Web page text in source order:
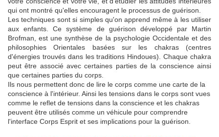
qui ont montré qu'elles encouragent le processus de guérison.
Les techniques sont si simples qu'on apprend même à les utiliser
aux enfants. Ce système de guérison développé par Martin
Brofman, est une synthèse de la psychologie Occidentale et des
philosophies Orientales basées sur les chakras (centres
d'énergies trouvés dans les traditions Hindoues). Chaque chakra
peut être associé avec certaines parties de la conscience ainsi
que certaines parties du corps.
Ils nous permettent donc de lire le corps comme une carte de la
conscience à l'intérieur. Ainsi les tensions dans le corps sont vues
comme le reflet de tensions dans la conscience et les chakras
peuvent être utilisés comme un véhicule pour comprendre
l'interface Corps Esprit et ses implications pour la guérison.